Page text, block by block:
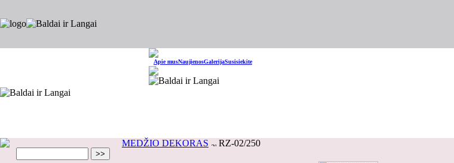
Apie musNaujienosGalerijaSusisiekite
MEDŽIO DEKORAS RZ-02/250